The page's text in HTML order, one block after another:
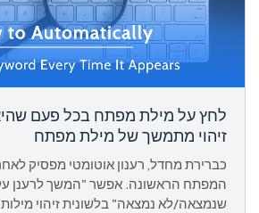
לחץ על מילת מפתח בכל פעם
זיהוי מתמשך של מילת מפתח
כברירת מחדל, רענון אוטומטי מפסיק
המפתח הראשונה. אפשר "המשך לרענן
שנמצאה/לא נמצאה" בלשונית זיהוי